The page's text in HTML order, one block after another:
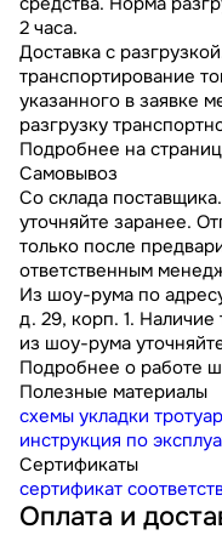
2 часа.
Доставка с
транспортирование
указанного в заявке
разгрузку
Подробнее на
Самовывоз
Со склада
уточняйте заранее.
только после
ответственным
Из шоу-рума по
д. 29, корп. 1. Наличие
из шоу-рума
Подробнее о работе
Полезные материалы
схемы укладки
инструкция по
Сертификаты
сертификат
Оплата и